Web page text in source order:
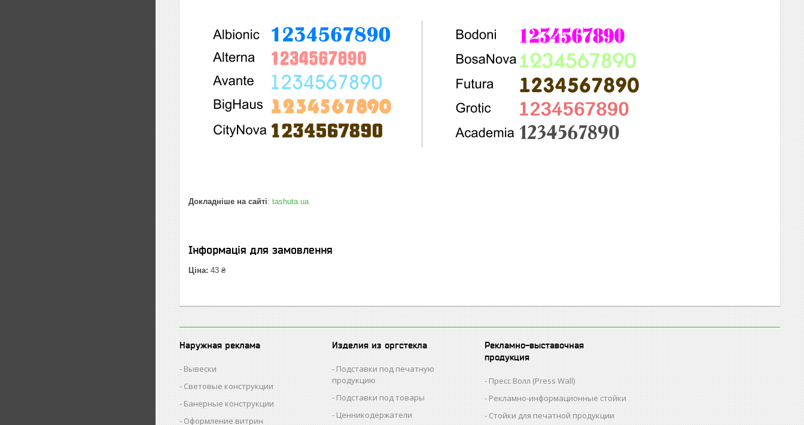
Докладніше на сайті: tashuta.ua
Інформація для замовлення
Ціна: 43 ₴
Наружная реклама
Вывески
Световые конструкции
Банерные конструкции
Оформление витрин
Изделия из оргстекла
Подставки под печатную
продукцию
Подставки под товары
Ценникодержатели
Рекламно-выставочная
продукция
Пресс Волл (Press Wall)
Рекламно-информационные стойки
Стойки для печатной продукции